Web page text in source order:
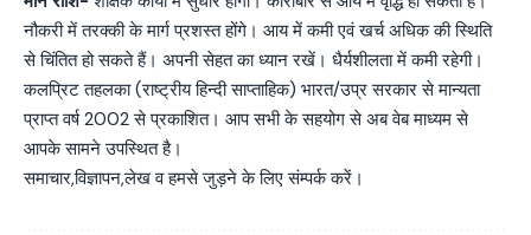
नौकरी में तरक्की के मार्ग प्रशस्त होंगे। आय में कमी एवं खर्च अधिक की स्थिति
से च‍िंत‍ित हो सकते हैं। अपनी सेहत का ध्यान रखें। धैर्यशीलता में कमी रहेगी।
कलप्रिट तहलका (राष्ट्रीय हिन्दी साप्ताहिक) भारत/उप्र सरकार से मान्यता
प्राप्त वर्ष 2002 से प्रकाशित। आप सभी के सहयोग से अब वेब माध्यम से
आपके सामने उपस्थित है।
समाचार,विज्ञापन,लेख व हमसे जुड़ने के लिए संम्पर्क करें।